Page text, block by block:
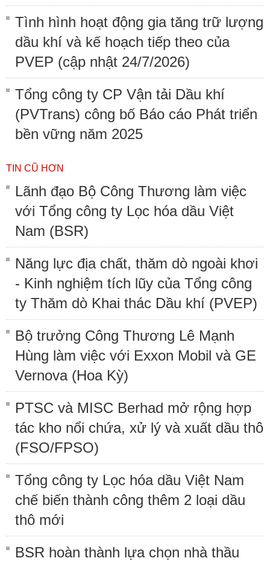
Tình hình hoạt động gia tăng trữ lượng
dầu khí và kế hoạch tiếp theo của
PVEP (cập nhật 24/7/2026)
Tổng công ty CP Vận tải Dầu khí
(PVTrans) công bố Báo cáo Phát triển
bền vững năm 2025
TIN CŨ HƠN
Lãnh đạo Bộ Công Thương làm việc
với Tổng công ty Lọc hóa dầu Việt
Nam (BSR)
Năng lực địa chất, thăm dò ngoài khơi
- Kinh nghiệm tích lũy của Tổng công
ty Thăm dò Khai thác Dầu khí (PVEP)
Bộ trưởng Công Thương Lê Mạnh
Hùng làm việc với Exxon Mobil và GE
Vernova (Hoa Kỳ)
PTSC và MISC Berhad mở rộng hợp
tác kho nổi chứa, xử lý và xuất dầu thô
(FSO/FPSO)
Tổng công ty Lọc hóa dầu Việt Nam
chế biến thành công thêm 2 loại dầu
thô mới
BSR hoàn thành lựa chọn nhà thầu